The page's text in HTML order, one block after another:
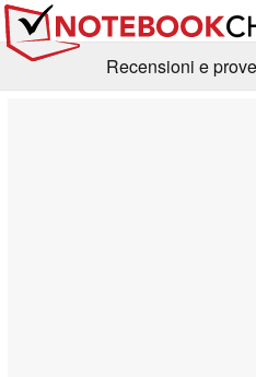
Recensioni e prove